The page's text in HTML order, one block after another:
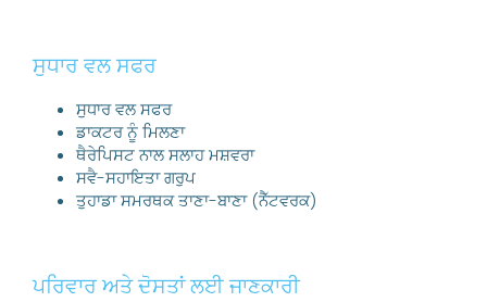
ਸੁਧਾਰ ਵਲ ਸਫਰ
ਸੁਧਾਰ ਵਲ ਸਫਰ
ਡਾਕਟਰ ਨੂੰ ਮਿਲਣਾ
ਥੈਰੇਪਿਸਟ ਨਾਲ ਸਲਾਹ ਮਸ਼ਵਰਾ
ਸਵੈ-ਸਹਾਇਤਾ ਗਰੁਪ
ਤੁਹਾਡਾ ਸਮਰਥਕ ਤਾਣਾ-ਬਾਣਾ (ਨੈੱਟਵਰਕ)
ਪਰਿਵਾਰ ਅਤੇ ਦੋਸਤਾਂ ਲਈ ਜਾਣਕਾਰੀ